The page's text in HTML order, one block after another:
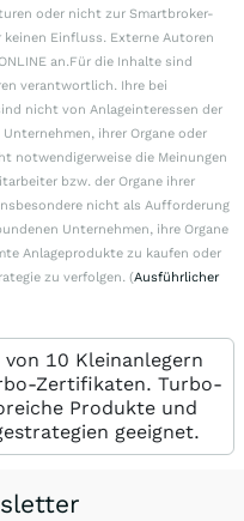
oder nicht zur Smartbroker-
Einfluss. Externe Autoren
an.Für die Inhalte sind
verantwortlich. Ihre bei
nicht von Anlageinteressen der
ihrer Organe oder
notwendigerweise die Meinungen
bzw. der Organe ihrer
nicht als Aufforderung
Unternehmen, ihre Organe
Anlageprodukte zu kaufen oder
zu verfolgen. (Ausführlicher
10 Kleinanlegern
Zertifikaten. Turbo-
Produkte und
geeignet.